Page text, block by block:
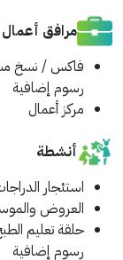
مرافق أعمال
فاكس / نسخ
رسوم إضافية
مركز أعمال
أنشطة
استئجار
العروض
حلقة تعليم
رسوم إضافية